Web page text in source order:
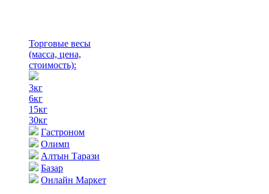
Торговые весы
(масса, цена,
стоимость):
3кг
6кг
15кг
30кг
Гастроном
Олимп
Алтын Тарази
Базар
Онлайн Маркет